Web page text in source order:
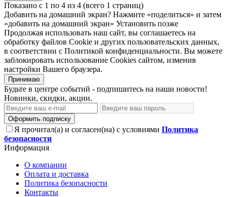
Показано с 1 по 4 из 4 (всего 1 страниц)
Добавить на домашний экран? Нажмите «поделиться» и затем
«добавить на домашний экран» Установить позже
Продолжая использовать наш сайт, вы соглашаетесь на
обработку файлов Сookie и других пользовательских данных,
в соответствии с Политикой конфиденциальности. Вы можете
заблокировать использование Cookies сайтом, изменив
настройки Вашего браузера.
Принимаю
Будьте в центре событий - подпишитесь на наши новости!
Новинки, скидки, акции.
Оформить подписку
Я прочитал(а) и согласен(на) с условиями Политика
безопасности
Информация
О компании
Оплата и доставка
Политика безопасности
Контакты